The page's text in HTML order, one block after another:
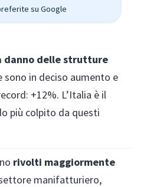
su Google
danno delle strutture
sono in deciso aumento e
+12%. L’Italia è il
più colpito da questi
rivolti maggiormente
manifatturiero,